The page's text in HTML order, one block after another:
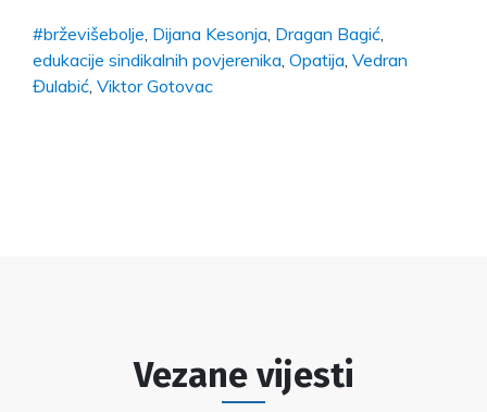
#brževišebolje Dijana Kesonja Dragan Bagić
edukacije sindikalnih povjerenika Opatija Vedran
Đulabić Viktor Gotovac
Vezane vijesti